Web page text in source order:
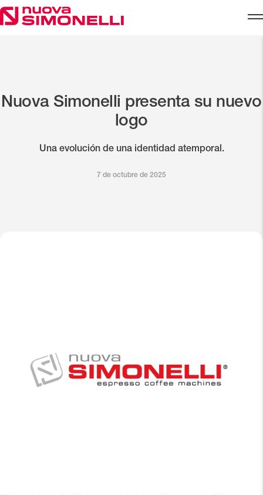
Skip to content
Nuova Simonelli presenta su nuevo
logo
Una evolución de una identidad atemporal.
7 de octubre de 2025